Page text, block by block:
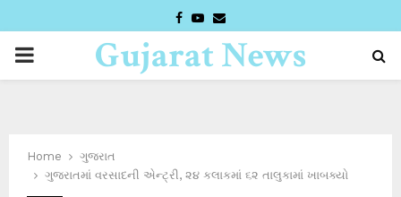
FACEBOOK
YOUTUBE
EMAIL
PRIMARYGujarat News
Home
ગુજરાત
ગુજરાતમાં વરસાદની એન્ટ્રી, ૨૪ કલાકમાં ૬૨ તાલુકામાં ખાબક્યો